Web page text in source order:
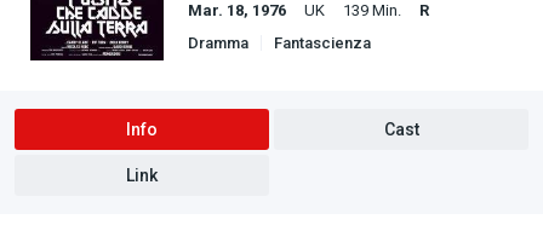
Mar. 18, 1976 UK 139 Min.
R
Dramma
Fantascienza
Info Cast
Link